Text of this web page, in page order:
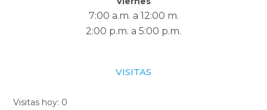
7:00 a.m. a 12:00 m.
2:00 p.m. a 5:00 p.m.
VISITAS
Visitas hoy: 0